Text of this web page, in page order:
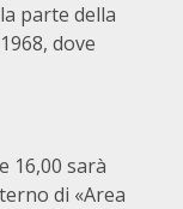
parte della
dove
16,00 sarà
di «Area